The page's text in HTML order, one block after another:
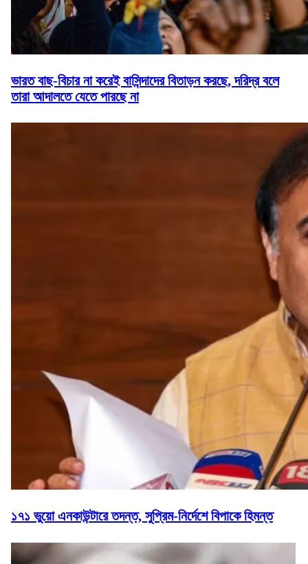
ভারত বাছ-বিচার না করেই বাসিন্দাদের বিতাড়ন করছে, দরিদ্র বলে
তারা আদালতে যেতে পারছে না
১৭১ ভুয়ো এনকাউন্টারে তদন্ত, সুপ্রিম-নির্দেশে বিপাকে হিমন্ত